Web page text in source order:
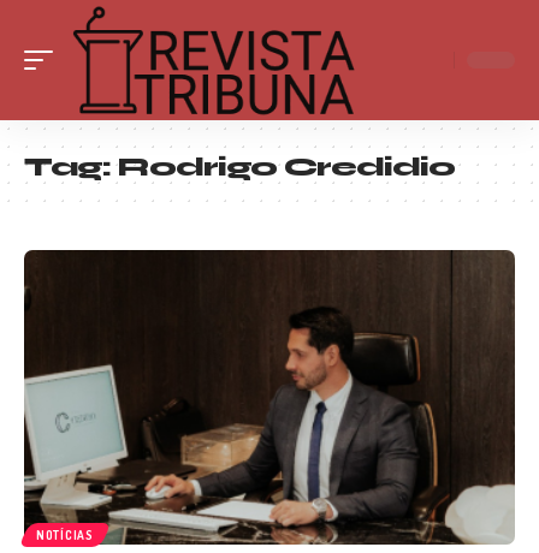
Tag:Rodrigo Credidio
NOTÍCIAS